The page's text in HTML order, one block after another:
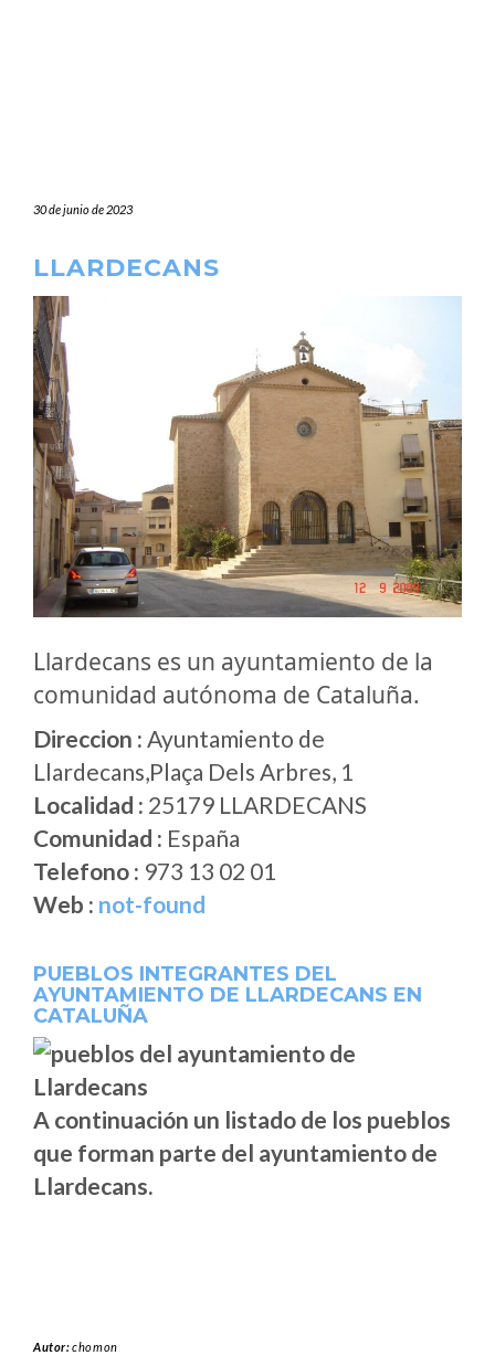
30 de junio de 2023
LLARDECANS
Llardecans es un ayuntamiento de la
comunidad autónoma de Cataluña.
Direccion : Ayuntamiento de
Llardecans,Plaça Dels Arbres, 1
Localidad : 25179 LLARDECANS
Comunidad : España
Telefono : 973 13 02 01
Web : not-found
PUEBLOS INTEGRANTES DEL
AYUNTAMIENTO DE LLARDECANS EN
CATALUÑA
A continuación un listado de los pueblos
que forman parte del ayuntamiento de
Llardecans.
Autor:chomon